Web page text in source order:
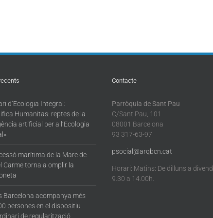
d’Ecologia Integral:
Humanitas: reptes de la
artificial per a l’Ecologia
marítima de la Mare de
Carme torna a omplir la
Barcelona acompanya més
persones en el dispositiu
de regularització
Contacte
Parròquia de Sant Pau
C/Sant Pau, 101
08001 Barcelona
93 317-63-97
psocial@arqbcn.cat
Horari: Matins: De dilluns a
9.30 a 14.00h.